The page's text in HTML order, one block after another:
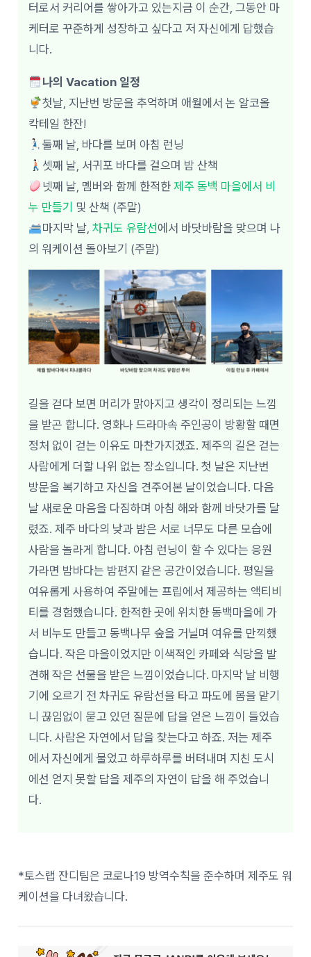
터로서 커리어를 쌓아가고 있는지금 이 순간, 그동안 마
케터로 꾸준하게 성장하고 싶다고 저 자신에게 답했습
니다.
나의 Vacation 일정
첫날, 지난번 방문을 추억하며 애월에서 논 알코올
칵테일 한잔!
둘째 날, 바다를 보며 아침 런닝
셋째 날, 서귀포 바다를 걸으며 밤 산책
넷째 날, 멤버와 함께 한적한 제주 동백 마을에서 비
누 만들기 및 산책 (주말)
마지막 날, 차귀도 유람선에서 바닷바람을 맞으며 나
의 워케이션 돌아보기 (주말)
길을 걷다 보면 머리가 맑아지고 생각이 정리되는 느낌
을 받곤 합니다. 영화나 드라마속 주인공이 방황할 때면
정처 없이 걷는 이유도 마찬가지겠죠. 제주의 길은 걷는
사람에게 더할 나위 없는 장소입니다. 첫 날은 지난번
방문을 복기하고 자신을 견주어본 날이었습니다. 다음
날 새로운 마음을 다짐하며 아침 해와 함께 바닷가를 달
렸죠. 제주 바다의 낮과 밤은 서로 너무도 다른 모습에
사람을 놀라게 합니다. 아침 런닝이 할 수 있다는 응원
가라면 밤바다는 밤편지 같은 공간이었습니다. 평일을
여유롭게 사용하여 주말에는 프립에서 제공하는 액티비
티를 경험했습니다. 한적한 곳에 위치한 동백마을에 가
서 비누도 만들고 동백나무 숲을 거닐며 여유를 만끽했
습니다. 작은 마을이었지만 이색적인 카페와 식당을 발
견해 작은 선물을 받은 느낌이었습니다. 마지막 날 비행
기에 오르기 전 차귀도 유람선을 타고 파도에 몸을 맡기
니 끊임없이 묻고 있던 질문에 답을 얻은 느낌이 들었습
니다. 사람은 자연에서 답을 찾는다고 하죠. 저는 제주
에서 자신에게 물었고 하루하루를 버텨내며 지친 도시
에선 얻지 못할 답을 제주의 자연이 답을 해 주었습니
다.
*토스랩 잔디팀은 코로나19 방역수칙을 준수하며 제주도 워
케이션을 다녀왔습니다.